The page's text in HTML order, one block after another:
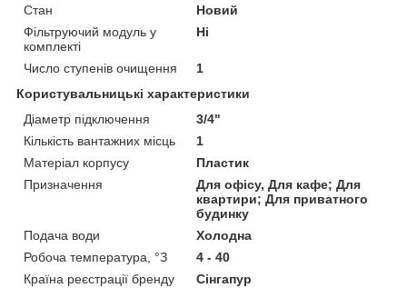
Стан
Новий
Фільтруючий модуль у
комплекті
Ні
Число ступенів очищення
1
Користувальницькі характеристики
Діаметр підключення
3/4"
Кількість вантажних місць
1
Матеріал корпусу
Пластик
Призначення
Для офісу, Для кафе; Для
квартири; Для приватного
будинку
Подача води
Холодна
Робоча температура, °З
4 - 40
Країна реєстрації бренду
Сінгапур